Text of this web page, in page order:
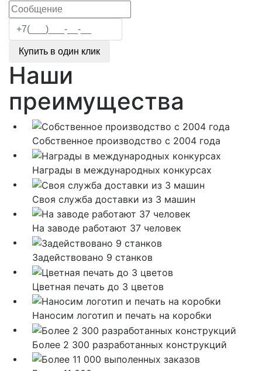
Купить в один клик
Наши
преимущества
Собственное производство с 2004 года
Награды в международных конкурсах
Своя служба доставки из 3 машин
На заводе работают 37 человек
Задействовано 9 станков
Цветная печать до 3 цветов
Наносим логотип и печать на коробки
Более 2 300 разработанных конструкций